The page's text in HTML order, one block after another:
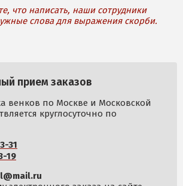
прием заказов
венков по Москве и Московской
круглосуточно по
31
19
что написать, наши сотрудники
слова для выражения скорби.